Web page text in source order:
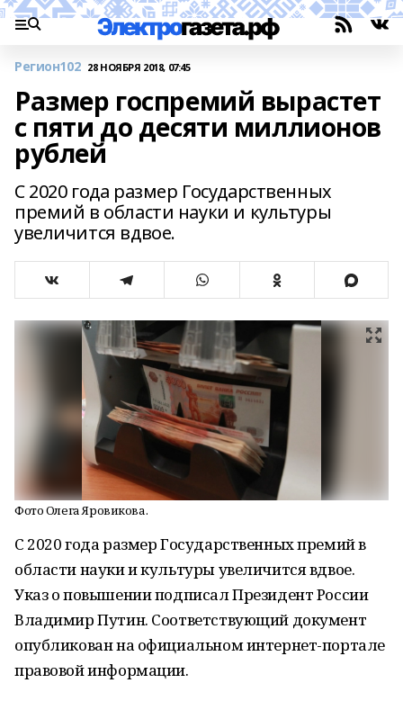
Регион102 28 НОЯБРЯ 2018, 07:45
Размер госпремий вырастет
с пяти до десяти миллионов
рублей
С 2020 года размер Государственных
премий в области науки и культуры
увеличится вдвое.
Фото Олега Яровикова.
С 2020 года размер Государственных премий в
области науки и культуры увеличится вдвое.
Указ о повышении подписал Президент России
Владимир Путин. Соответствующий документ
опубликован на официальном интернет-портале
правовой информации.